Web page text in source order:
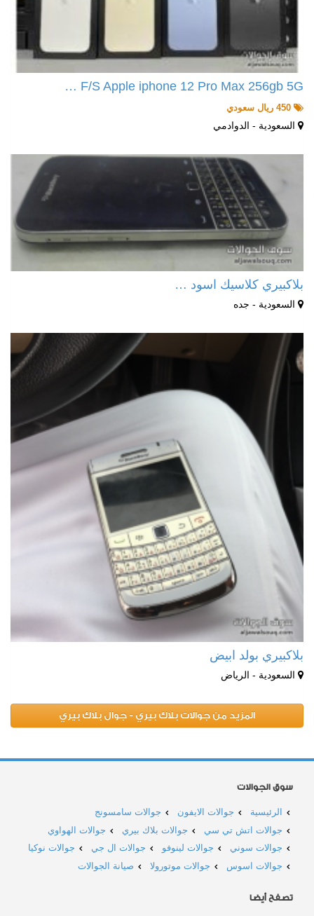
F/S Apple iphone 12 Pro Max 256gb 5G …
السعودية - الدوادمي
بلاكبيري كلاسيك اسود …
السعودية - جده
بلاكبيري بولد ابيض
السعودية - الرياض
المزيد من جوالات بلاك بيري - جوال بلاك بيري
سوق الجوالات
الرئيسية جوالات الايفون
جوالات سامسونج
جوالات اتش تي سي
جوالات بلاك بيري
جوالات الهواوي
جوالات سوني
جوالات لينوفو جوالات ال جي
جوالات نوكيا
جوالات اسوس
جوالات موتورولا صيانة الجوالات
تصفح أيضا